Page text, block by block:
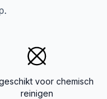
voor chemisch
reinigen